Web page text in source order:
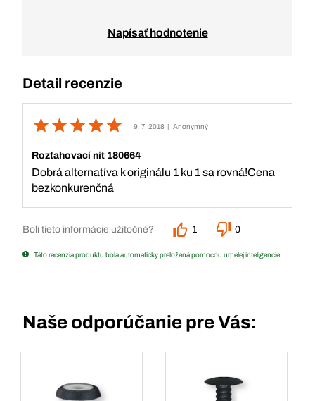
Napísať hodnotenie
Detail recenzie
9. 7. 2018 | Anonymný
Rozťahovací nit 180664
Dobrá alternatíva k originálu 1 ku 1 sa rovná!Cena
bezkonkurenčná
Boli tieto informácie užitočné? 1 0
Táto recenzia produktu bola automaticky preložená pomocou umelej inteligencie
Naše odporúčanie pre Vás: